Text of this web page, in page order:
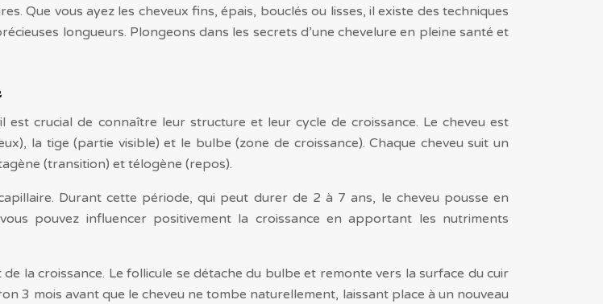
Que vous ayez les cheveux fins, épais, bouclés ou lisses, il existe des techniques
longueurs. Plongeons dans les secrets d’une chevelure en pleine santé et
crucial de connaître leur structure et leur cycle de croissance. Le cheveu est
la tige (partie visible) et le bulbe (zone de croissance). Chaque cheveu suit un
(transition) et télogène (repos).
Durant cette période, qui peut durer de 2 à 7 ans, le cheveu pousse en
pouvez influencer positivement la croissance en apportant les nutriments
la croissance. Le follicule se détache du bulbe et remonte vers la surface du cuir
3 mois avant que le cheveu ne tombe naturellement, laissant place à un nouveau